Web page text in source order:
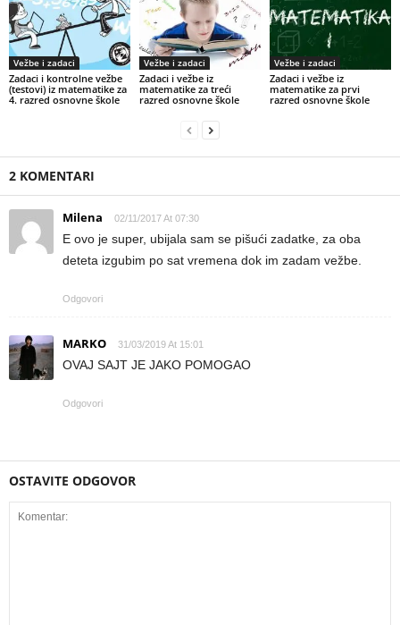
Vežbe i zadaci
Zadaci i kontrolne vežbe
(testovi) iz matematike za
4. razred osnovne škole
Vežbe i zadaci
Zadaci i vežbe iz
matematike za treći
razred osnovne škole
Vežbe i zadaci
Zadaci i vežbe iz
matematike za prvi
razred osnovne škole
2 KOMENTARI
Milena 02/11/2017 At 07:30
E ovo je super, ubijala sam se pišući zadatke, za oba
deteta izgubim po sat vremena dok im zadam vežbe.
Odgovori
MARKO 31/03/2019 At 15:01
OVAJ SAJT JE JAKO POMOGAO
Odgovori
OSTAVITE ODGOVOR